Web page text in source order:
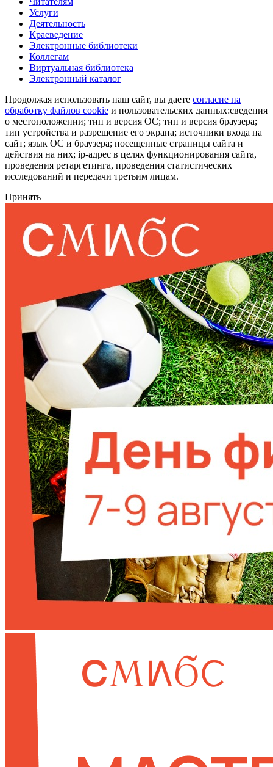
Услуги
Деятельность
Краеведение
Электронные библиотеки
Коллегам
Виртуальная библиотека
Электронный каталог
Продолжая использовать наш сайт, вы даете согласие на
обработку файлов cookie и пользовательских данных:сведения
о местоположении; тип и версия ОС; тип и версия браузера;
тип устройства и разрешение его экрана; источники входа на
сайт; язык ОС и браузера; посещенные страницы сайта и
действия на них; ip-адрес в целях функционирования сайта,
проведения ретаргетинга, проведения статистических
исследований и передачи третьим лицам.
Принять